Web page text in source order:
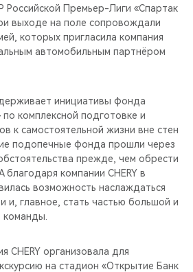
Российской Премьер-Лиги «Спартак
выходе на поле сопровождали
которых пригласила компания
автомобильным партнёром
инициативы фонда
комплексной подготовке и
к самостоятельной жизни вне стен
подопечные фонда прошли через
прежде, чем обрести
компании CHERY в
возможность наслаждаться
и, главное, стать частью большой и
CHERY организовала для
на стадион «Открытие Банк